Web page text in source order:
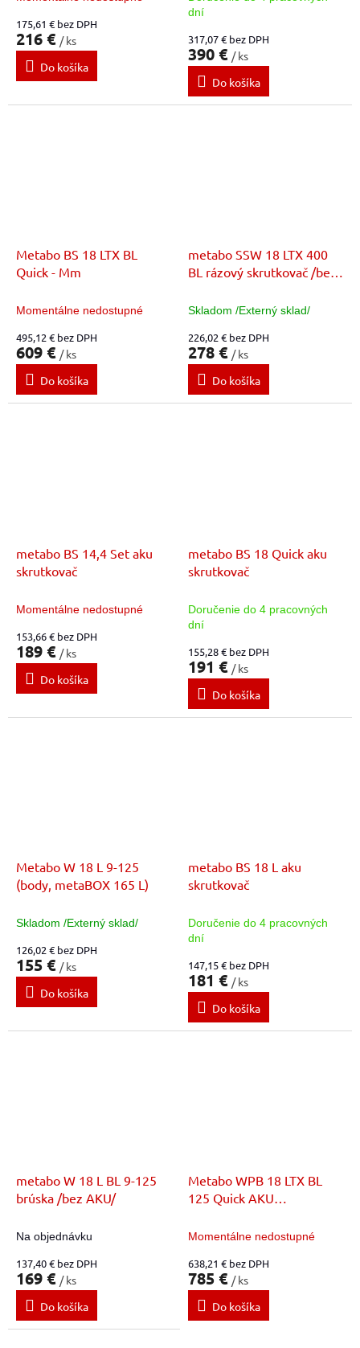
175,61 € bez DPH
216 € / ks
Do košíka
dní
317,07 € bez DPH
390 € / ks
Do košíka
Metabo BS 18 LTX BL
Quick - Mm
Momentálne nedostupné
495,12 € bez DPH
609 € / ks
Do košíka
metabo SSW 18 LTX 400
BL rázový skrutkovač /bez
Skladom /Externý sklad/
226,02 € bez DPH
278 € / ks
Do košíka
metabo BS 14,4 Set aku
skrutkovač
Momentálne nedostupné
153,66 € bez DPH
189 € / ks
Do košíka
metabo BS 18 Quick aku
skrutkovač
Doručenie do 4 pracovných
dní
155,28 € bez DPH
191 € / ks
Do košíka
Metabo W 18 L 9-125
(body, metaBOX 165 L)
Skladom /Externý sklad/
126,02 € bez DPH
155 € / ks
Do košíka
metabo BS 18 L aku
skrutkovač
Doručenie do 4 pracovných
dní
147,15 € bez DPH
181 € / ks
Do košíka
metabo W 18 L BL 9-125
brúska /bez AKU/
Na objednávku
137,40 € bez DPH
169 € / ks
Do košíka
Metabo WPB 18 LTX BL
125 Quick AKU
brzdou a pádlovým
Momentálne nedostupné
638,21 € bez DPH
785 € / ks
Do košíka